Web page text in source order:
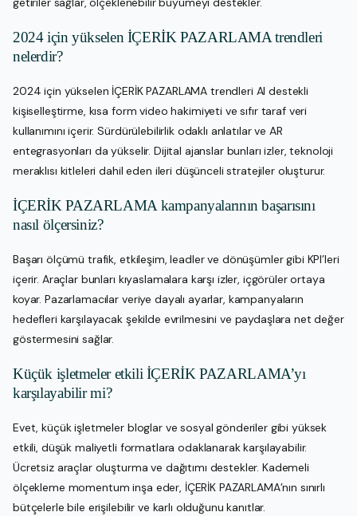
2024 için yükselen İÇERİK PAZARLAMA trendleri
nelerdir?
2024 için yükselen İÇERİK PAZARLAMA trendleri AI destekli
kişiselleştirme, kısa form video hakimiyeti ve sıfır taraf veri
kullanımını içerir. Sürdürülebilirlik odaklı anlatılar ve AR
entegrasyonları da yükselir. Dijital ajanslar bunları izler, teknoloji
meraklısı kitleleri dahil eden ileri düşünceli stratejiler oluşturur.
İÇERİK PAZARLAMA kampanyalarının başarısını
nasıl ölçersiniz?
Başarı ölçümü trafik, etkileşim, leadler ve dönüşümler gibi KPI’leri
içerir. Araçlar bunları kıyaslamalara karşı izler, içgörüler ortaya
koyar. Pazarlamacılar veriye dayalı ayarlar, kampanyaların
hedefleri karşılayacak şekilde evrilmesini ve paydaşlara net değer
göstermesini sağlar.
Küçük işletmeler etkili İÇERİK PAZARLAMA’yı
karşılayabilir mi?
Evet, küçük işletmeler bloglar ve sosyal gönderiler gibi yüksek
etkili, düşük maliyetli formatlara odaklanarak karşılayabilir.
Ücretsiz araçlar oluşturma ve dağıtımı destekler. Kademeli
ölçekleme momentum inşa eder, İÇERİK PAZARLAMA’nın sınırlı
bütçelerle bile erişilebilir ve karlı olduğunu kanıtlar.